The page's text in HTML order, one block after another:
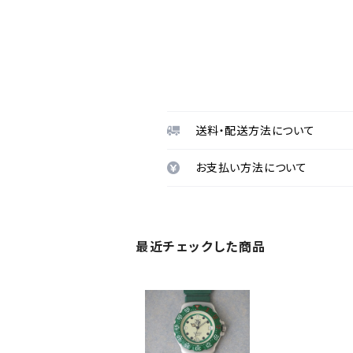
送料・配送方法について
お支払い方法について
最近チェックした商品